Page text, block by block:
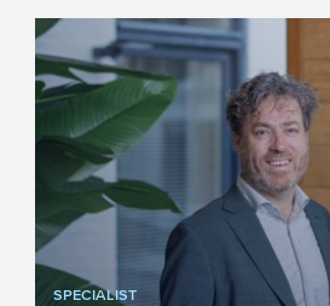
SPECIALIST